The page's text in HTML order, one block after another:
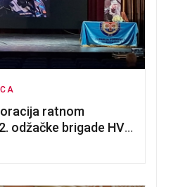
ratnom
odžačke brigade HVO